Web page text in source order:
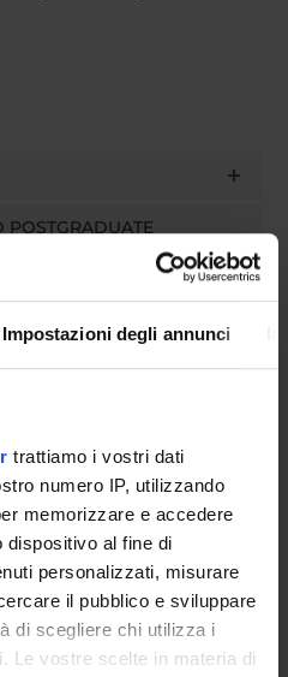
Impostazioni degli annunci
trattiamo i vostri dati
numero IP, utilizzando
memorizzare e accedere
al fine di
personalizzati, misurare
il pubblico e sviluppare
di scegliere chi utilizza i
Le vostre scelte in materia di
POSTGRADUATE